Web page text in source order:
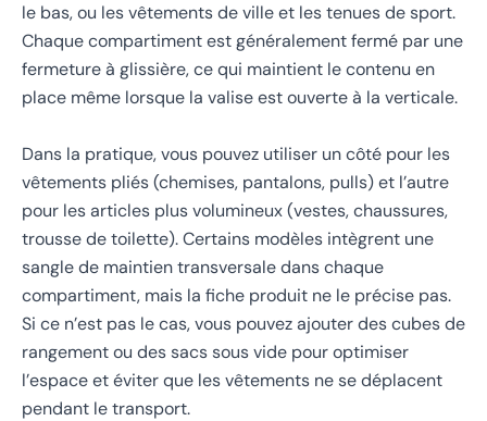
le bas, ou les vêtements de ville et les tenues de sport.
Chaque compartiment est généralement fermé par une
fermeture à glissière, ce qui maintient le contenu en
place même lorsque la valise est ouverte à la verticale.
Dans la pratique, vous pouvez utiliser un côté pour les
vêtements pliés (chemises, pantalons, pulls) et l’autre
pour les articles plus volumineux (vestes, chaussures,
trousse de toilette). Certains modèles intègrent une
sangle de maintien transversale dans chaque
compartiment, mais la fiche produit ne le précise pas.
Si ce n’est pas le cas, vous pouvez ajouter des cubes de
rangement ou des sacs sous vide pour optimiser
l’espace et éviter que les vêtements ne se déplacent
pendant le transport.